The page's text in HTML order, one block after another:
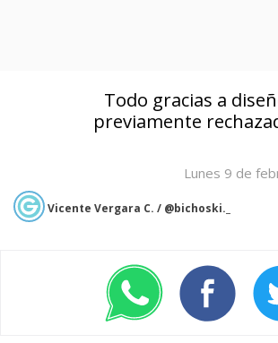
Todo gracias a
previamente
Lunes 9 de
Vicente Vergara C. / @bichoski._